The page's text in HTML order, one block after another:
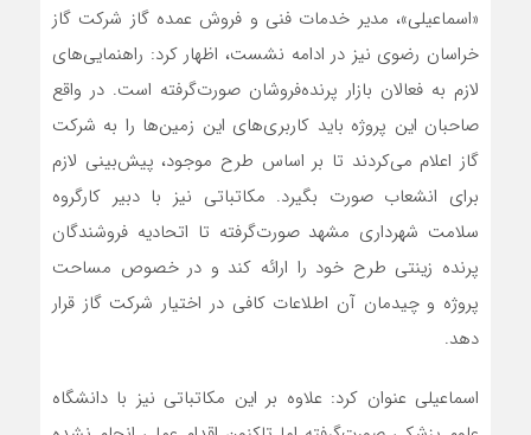
«اسماعیلی»، مدیر خدمات فنی و فروش عمده گاز شرکت گاز
خراسان رضوی نیز در ادامه نشست، اظهار کرد: راهنمایی‌های
لازم به فعالان بازار پرنده‌فروشان صورت‌گرفته است. در واقع
صاحبان این پروژه باید کاربری‌های این زمین‌ها را به شرکت
گاز اعلام می‌کردند تا بر اساس طرح موجود، پیش‌بینی لازم
برای انشعاب صورت بگیرد. مکاتباتی نیز با دبیر کارگروه
سلامت شهرداری مشهد صورت‌گرفته تا اتحادیه فروشندگان
پرنده زینتی طرح خود را ارائه کند و در خصوص مساحت
پروژه و چیدمان آن اطلاعات کافی در اختیار شرکت گاز قرار
دهد.
اسماعیلی عنوان کرد: علاوه بر این مکاتباتی نیز با دانشگاه